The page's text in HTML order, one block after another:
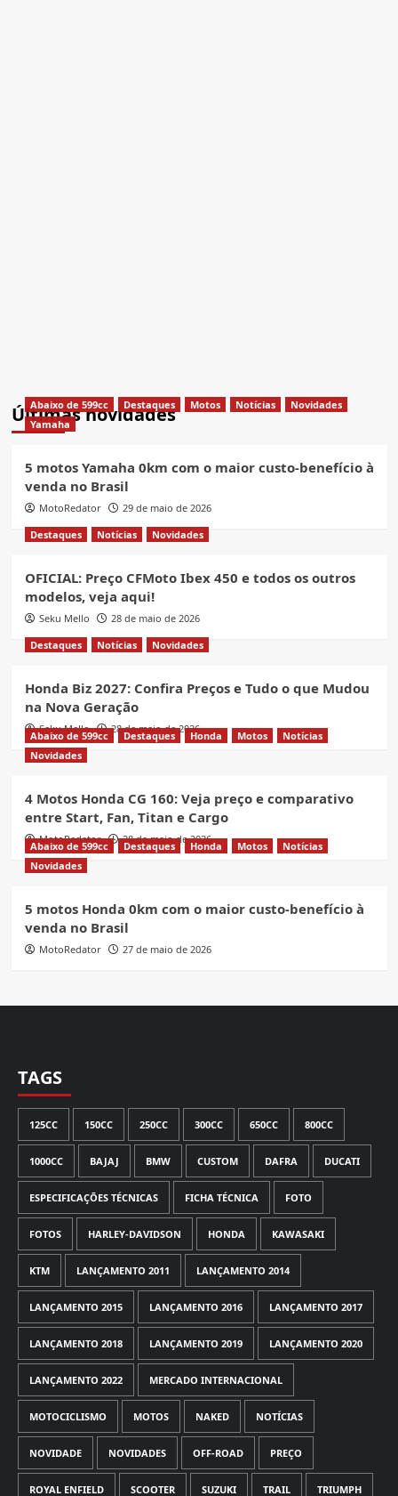
Últimas novidades
Abaixo de 599cc Destaques Motos Notícias
Novidades
Yamaha
5 motos Yamaha 0km com o maior custo-benefício à
venda no Brasil
MotoRedator
29 de maio de 2026
Destaques
Notícias Novidades
OFICIAL: Preço CFMoto Ibex 450 e todos os outros
modelos, veja aqui!
Seku Mello
28 de maio de 2026
Destaques
Notícias Novidades
Honda Biz 2027: Confira Preços e Tudo o que Mudou
na Nova Geração
Seku Mello 28 de maio de 2026
Abaixo de 599cc Destaques Honda Motos
Notícias
Novidades
4 Motos Honda CG 160: Veja preço e comparativo
entre Start, Fan, Titan e Cargo
MotoRedator 28 de maio de 2026
Abaixo de 599cc Destaques Honda Motos
Notícias
Novidades
5 motos Honda 0km com o maior custo-benefício à
venda no Brasil
MotoRedator 27 de maio de 2026
TAGS
125CC 150CC 250CC 300CC 650CC 800CC
1000CC BAJAJ BMW CUSTOM DAFRA DUCATI
ESPECIFICAÇÕES TÉCNICAS FICHA TÉCNICA FOTO
FOTOS HARLEY-DAVIDSON HONDA KAWASAKI
KTM LANÇAMENTO 2011 LANÇAMENTO 2014
LANÇAMENTO 2015 LANÇAMENTO 2016 LANÇAMENTO 2017
LANÇAMENTO 2018 LANÇAMENTO 2019 LANÇAMENTO 2020
LANÇAMENTO 2022 MERCADO INTERNACIONAL
MOTOCICLISMO MOTOS NAKED NOTÍCIAS
NOVIDADE NOVIDADES OFF-ROAD PREÇO
ROYAL ENFIELD SCOOTER SUZUKI TRAIL TRIUMPH